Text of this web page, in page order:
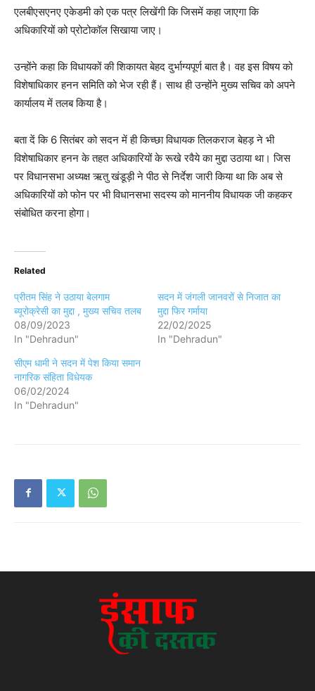
एलबीएसएनए एकेडमी को एक पत्र लिखेंगी कि जिसमें कहा जाएगा कि
अधिकारियों को प्रोटोकॉल सिखाया जाए।
उन्होंने कहा कि विधायकों की शिकायत बेहद दुर्भाग्यपूर्ण बात है। वह इस विषय को
विशेषाधिकार हनन समिति को भेज रही हैं। साथ ही उन्होंने मुख्य सचिव को अपने
कार्यालय में तलब किया है।
बता दें कि 6 सितंबर को सदन में ही किच्छा विधायक तिलकराज बेहड़ ने भी
विशेषाधिकार हनन के तहत अधिकारियों के रूखे रवैये का मुद्दा उठाया था। जिस
पर विधानसभा अध्यक्ष ऋतु खंडूड़ी ने पीठ से निर्देश जारी किया था कि अब से
अधिकारियों को फोन पर भी विधानसभा सदस्य को माननीय विधायक जी कहकर
संबोधित करना होगा।
Related
प्रीतम सिंह ने उठाया बेलगाम
ब्यूरोक्रेसी का मुद्दा , मुख्य सचिव तलब
08/09/2023
In "Dehradun"
सदन में जंगली जानवरों से निजात का
मुद्दा फिर गर्माया
22/02/2025
In "Dehradun"
सीएम धामी ने सदन में पेश किया समान
नागरिक संहिता विधेयक
06/02/2024
In "Dehradun"